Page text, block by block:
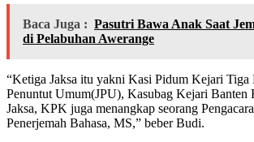
Baca Juga : Pasutri Bawa Anak Saat
di Pelabuhan Awerange
“Ketiga Jaksa itu yakni Kasi Pidum Kejari Tiga
Penuntut Umum(JPU), Kasubag Kejari Banten
Jaksa, KPK juga menangkap seorang
Penerjemah Bahasa, MS,” beber Budi.